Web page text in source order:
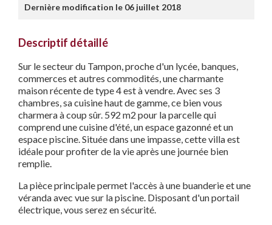
Dernière modification le 06 juillet 2018
Descriptif détaillé
Sur le secteur du Tampon, proche d'un lycée, banques,
commerces et autres commodités, une charmante
maison récente de type 4 est à vendre. Avec ses 3
chambres, sa cuisine haut de gamme, ce bien vous
charmera à coup sûr. 592 m2 pour la parcelle qui
comprend une cuisine d'été, un espace gazonné et un
espace piscine. Située dans une impasse, cette villa est
idéale pour profiter de la vie après une journée bien
remplie.
La pièce principale permet l'accès à une buanderie et une
véranda avec vue sur la piscine. Disposant d'un portail
électrique, vous serez en sécurité.